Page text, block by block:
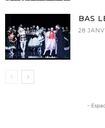
BAS
28
-